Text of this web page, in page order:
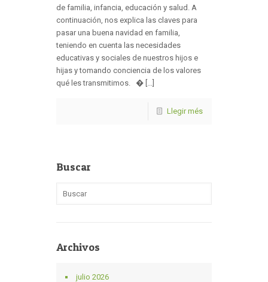
de familia, infancia, educación y salud. A
continuación, nos explica las claves para
pasar una buena navidad en familia,
teniendo en cuenta las necesidades
educativas y sociales de nuestros hijos e
hijas y tomando conciencia de los valores
qué les transmitimos. � [...]
Llegir més
Buscar
Archivos
julio 2026